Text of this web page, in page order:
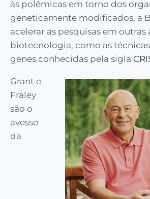
às polêmicas em torno dos
geneticamente modificados, a
acelerar as pesquisas em outras
biotecnologia, como as
genes conhecidas pela sigla
Grant e
Fraley
são o
avesso
da